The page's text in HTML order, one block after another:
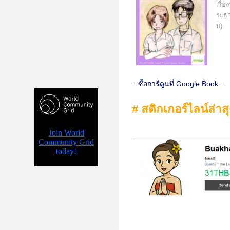
:: ซื้อการ์ตูนที่ Google Book ::
# สติกเกอร์ไลน์ล่า